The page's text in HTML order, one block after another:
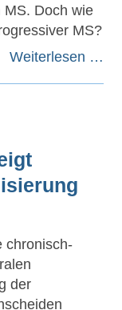
MS. Doch wie
MS?
Weiterlesen …
chronisch-
der